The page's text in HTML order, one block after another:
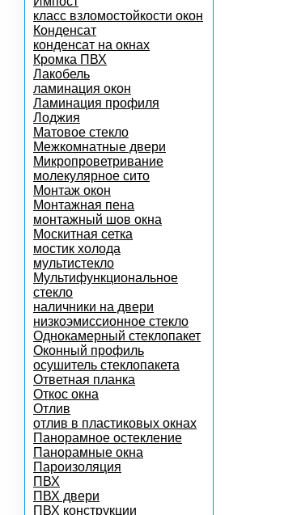
класс взломостойкости окон
Конденсат
конденсат на окнах
Кромка ПВХ
Лакобель
ламинация окон
Ламинация профиля
Лоджия
Матовое стекло
Межкомнатные двери
Микропроветривание
молекулярное сито
Монтаж окон
Монтажная пена
монтажный шов окна
Москитная сетка
мостик холода
мультистекло
Мультифункциональное
стекло
наличники на двери
низкоэмиссионное стекло
Однокамерный стеклопакет
Оконный профиль
осушитель стеклопакета
Ответная планка
Откос окна
Отлив
отлив в пластиковых окнах
Панорамное остекление
Панорамные окна
Пароизоляция
ПВХ
ПВХ двери
ПВХ конструкции